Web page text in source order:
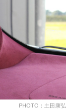
PHOTO：土田康弘